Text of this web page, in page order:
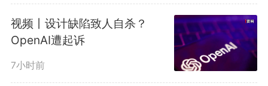
格遵循三大原则。坚持需求导向，
紧扣国家重大战略与外贸发展需
求，对标CCC认证制度最新改革成
视频丨设计缺陷致人自杀？
OpenAI遭起诉
7小时前